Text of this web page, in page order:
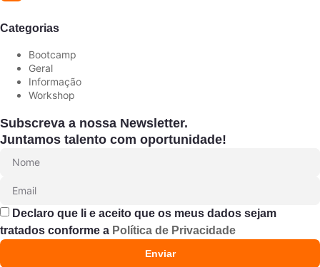
Categorias
Bootcamp
Geral
Informação
Workshop
Subscreva a nossa Newsletter.
Juntamos talento com oportunidade!
Declaro que li e aceito que os meus dados sejam
tratados conforme a Política de Privacidade
Enviar